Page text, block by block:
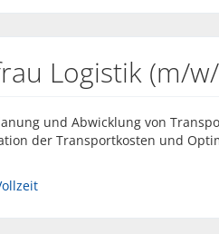
Logistik (m/
und Abwicklung von
der Transportkosten und